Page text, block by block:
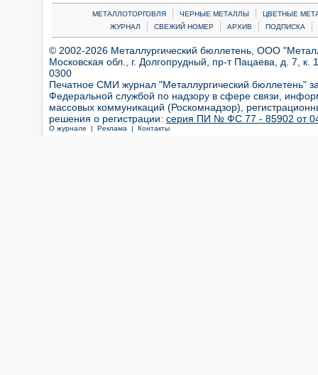
МЕТАЛЛОТОРГОВЛЯ | ЧЕРНЫЕ МЕТАЛЛЫ |
ЦВЕТНЫЕ
ЖУРНАЛ
| СВЕЖИЙ НОМЕР | АРХИВ | ПОДПИСКА |
© 2002-2026 Металлургический бюллетень, ООО
Московская обл., г. Долгопрудный, пр-т Пацаева, д. 7,
0300
Печатное СМИ журнал "Металлургический бюллетень"
Федеральной службой по надзору в сфере связи,
массовых коммуникаций (Роскомнадзор),
решения о регистрации: серия ПИ № ФС 77 - 85902 от 04
О журнале | Реклама | Контакты